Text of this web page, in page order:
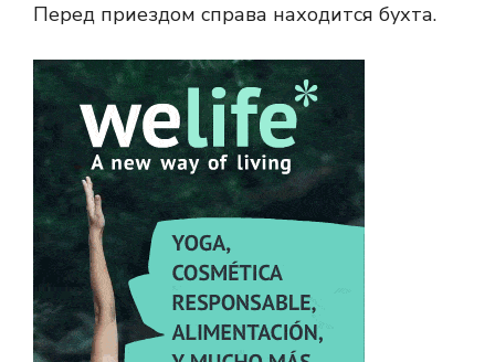
Перед приездом справа находится бухта.